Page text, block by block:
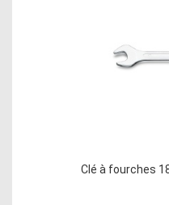
Clé à fourches